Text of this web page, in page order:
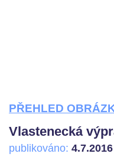
PŘEHLED
Vlastenecká
publikováno: 4.7.2016